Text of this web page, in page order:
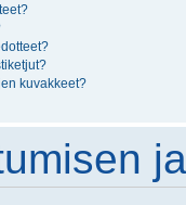
kuvakkeet?